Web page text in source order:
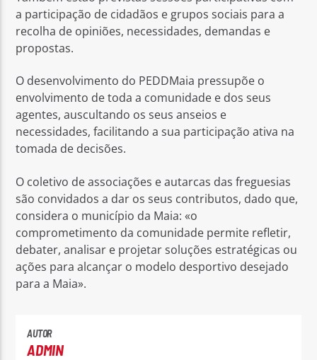
a participação de cidadãos e grupos sociais para a
recolha de opiniões, necessidades, demandas e
propostas.
O desenvolvimento do PEDDMaia pressupõe o
envolvimento de toda a comunidade e dos seus
agentes, auscultando os seus anseios e
necessidades, facilitando a sua participação ativa na
tomada de decisões.
O coletivo de associações e autarcas das freguesias
são convidados a dar os seus contributos, dado que,
considera o município da Maia: «o
comprometimento da comunidade permite refletir,
debater, analisar e projetar soluções estratégicas ou
ações para alcançar o modelo desportivo desejado
para a Maia».
AUTOR
ADMIN